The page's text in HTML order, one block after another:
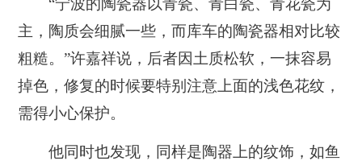
“宁波的陶瓷器以青瓷、青白瓷、青花瓷为
主，陶质会细腻一些，而库车的陶瓷器相对比较
粗糙。”许嘉祥说，后者因土质松软，一抹容易
掉色，修复的时候要特别注意上面的浅色花纹，
需得小心保护。
他同时也发现，同样是陶器上的纹饰，如鱼